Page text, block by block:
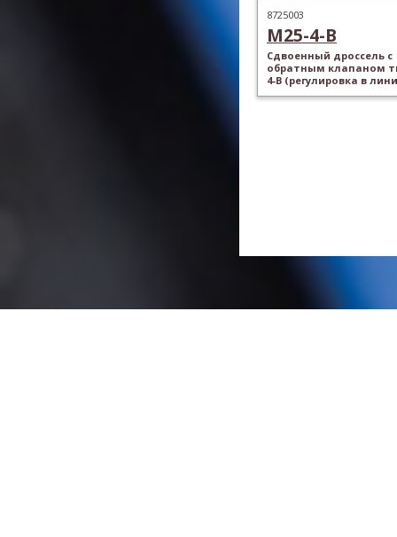
8725003
M25-4-B
Сдвоенный дроссель с
обратным клапаном
4-B (регулировка в